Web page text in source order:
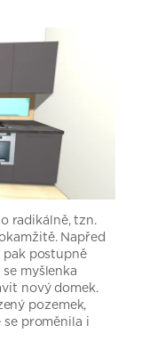
radikálně, tzn.
Napřed
postupně
myšlenka
nový domek.
pozemek,
proměnila i